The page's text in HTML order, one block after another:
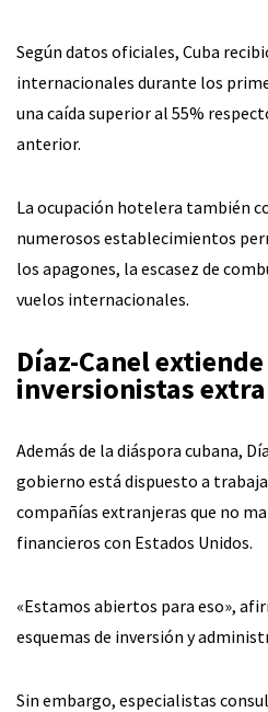
Según datos oficiales, Cuba
internacionales durante los
una caída superior al 55%
anterior.
La ocupación hotelera también
numerosos establecimientos
los apagones, la escasez de
vuelos internacionales.
Díaz-Canel
inversionistas
Además de la diáspora cubana,
gobierno está dispuesto a
compañías extranjeras que no
financieros con Estados Unidos.
«Estamos abiertos para eso»,
esquemas de inversión y
Sin embargo, especialistas